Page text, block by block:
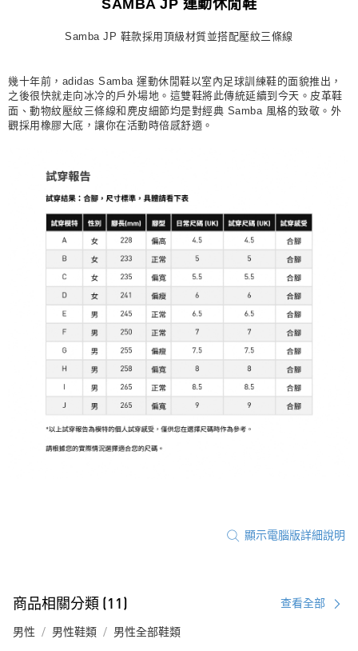
每筆NT$80，滿NT$1,500(含以上)免運費
付款後門市自取
SAMBA JP 運動休閒鞋
Samba JP 鞋款採用頂級材質並搭配壓紋三條線
幾十年前，adidas Samba 運動休閒鞋以室內足球訓練鞋的面貌推出，
之後很快就走向冰冷的戶外場地。這雙鞋將此傳統延續到今天。皮革鞋
面、動物紋壓紋三條線和麂皮細節均是對經典 Samba 風格的致敬。外
觀採用橡膠大底，讓你在活動時倍感舒適。
顯示電腦版詳細說明
商品相關分類 (11) 查看全部
男性 男性鞋類 男性全部鞋類